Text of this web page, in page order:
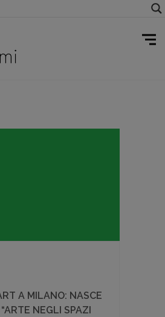
A MILANO: NASCE
“ARTE NEGLI SPAZI